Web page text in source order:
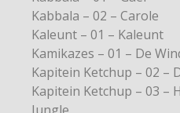
Kabbala – 02 – Carole
Kaleunt – 01 – Kaleunt
Kamikazes – 01 – De
Kapitein Ketchup – 02 –
Kapitein Ketchup – 03 –